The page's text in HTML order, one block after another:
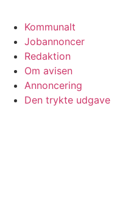
Kommunalt
Jobannoncer
Redaktion
Om avisen
Annoncering
Den trykte udgave